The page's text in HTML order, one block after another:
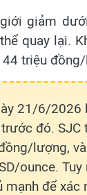
giảm
quay lại.
triệu
21/6/2026
đó. SJC
lượng,
ounce.
mạnh để xác